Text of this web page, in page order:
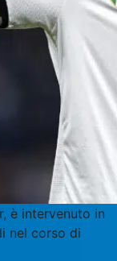
è intervenuto in
nel corso di